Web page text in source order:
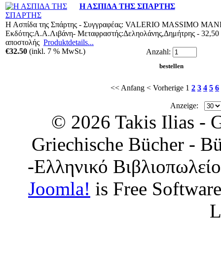
Η ΑΣΠΙΔΑ ΤΗΣ ΣΠΑΡΤΗΣ
Η Ασπίδα της Σπάρτης - Συγγραφέας: VALERIO MASSIMO
Εκδότης:Α.Α.Λιβάνη- Μεταφραστής:Δεληολάνης,Δημήτρης - 32,50
αποστολής Produktdetails...
€32.50 (inkl. 7 % MwSt.) Anzahl:
<< Anfang < Vorherige 1 2 3 4 5 6
Anzeige:
© 2026 Takis Ilias -
Griechische Bücher -
-Ελληνικό
Joomla! is Free